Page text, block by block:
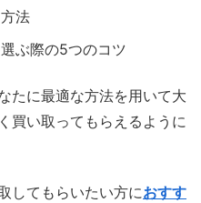
法
ぶ際の5つのコツ
たに最適な方法を用いて大
買い取ってもらえるように
してもらいたい方におすす